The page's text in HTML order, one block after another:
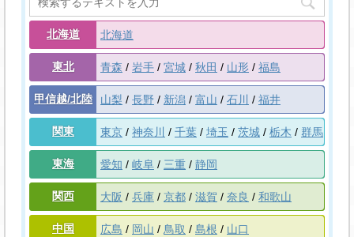
北海道 北海道
東北 青森 岩手 宮城 秋田 山形 福島
甲信越/北陸 山梨 長野 新潟 富山 石川 福井
関東 東京 神奈川 千葉 埼玉 茨城 栃木 群馬
東海 愛知 岐阜 三重 静岡
関西 大阪 兵庫 京都 滋賀 奈良 和歌山
中国 広島 岡山 鳥取 島根 山口